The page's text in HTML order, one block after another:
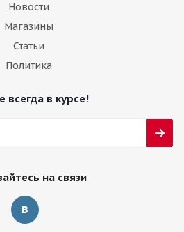
Новости
Магазины
Статьи
Политика
всегда в курсе!
на связи